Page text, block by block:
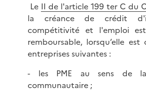
Le II de l'article 199 ter C du
la créance de crédit
compétitivité et l'emploi
remboursable, lorsqu’elle
entreprises suivantes :
- les PME au sens de la
communautaire ;